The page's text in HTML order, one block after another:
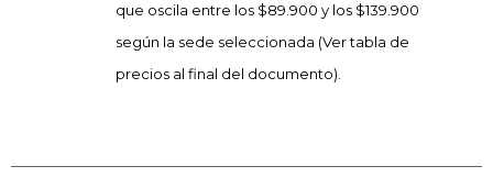
que oscila entre los $89.900 y los $139.900
según la sede seleccionada (Ver tabla de
precios al final del documento).